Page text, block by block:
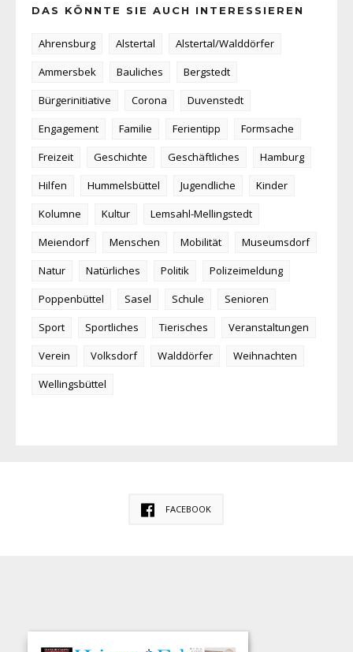
DAS KÖNNTE SIE AUCH INTERESSIEREN
Ahrensburg Alstertal
Alstertal/Walddörfer
Ammersbek
Bauliches
Bergstedt
Bürgerinitiative
Corona
Duvenstedt
Engagement
Familie Ferientipp
Formsache
Freizeit
Geschichte Geschäftliches
Hamburg
Hilfen
Hummelsbüttel Jugendliche
Kinder
Kolumne
Kultur
Lemsahl-Mellingstedt
Meiendorf
Menschen Mobilität
Museumsdorf
Natur
Natürliches Politik
Polizeimeldung
Poppenbüttel
Sasel Schule
Senioren
Sport
Sportliches Tierisches
Veranstaltungen
Verein
Volksdorf Walddörfer
Weihnachten
Wellingsbüttel
FACEBOOK